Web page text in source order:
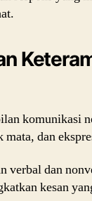
komunikasi
mata, dan
verbal dan
kesan